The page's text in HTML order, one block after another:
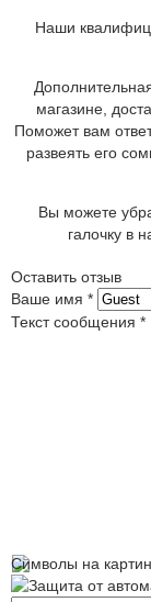
Наши
магазине,
Поможет вам
развеять его
Вы можете
галочку в
Оставить отзыв
Ваше имя *
Текст сообщения *
Символы на